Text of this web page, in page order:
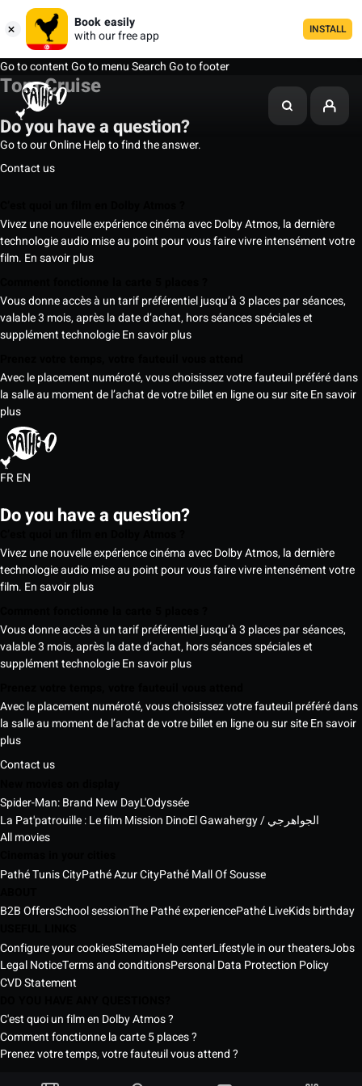
Book easily
with our free app
INSTALL
Go to contentGo to menuSearchGo to footer
Tom Cruise
Do you have a question?
Go to our Online Help to find the answer.
Contact us
Vivez une nouvelle expérience cinéma avec Dolby Atmos, la dernière
technologie audio mise au point pour vous faire vivre intensément votre
film. En savoir plus
Vous donne accès à un tarif préférentiel jusqu’à 3 places par séances,
valable 3 mois, après la date d’achat, hors séances spéciales et
supplément technologieEn savoir plus
Avec le placement numéroté, vous choisissez votre fauteuil préféré dans
la salle au moment de l’achat de votre billet en ligne ou sur siteEn savoir
plus
FREN
Do you have a question?
Vivez une nouvelle expérience cinéma avec Dolby Atmos, la dernière
technologie audio mise au point pour vous faire vivre intensément votre
film. En savoir plus
Vous donne accès à un tarif préférentiel jusqu’à 3 places par séances,
valable 3 mois, après la date d’achat, hors séances spéciales et
supplément technologieEn savoir plus
Avec le placement numéroté, vous choisissez votre fauteuil préféré dans
la salle au moment de l’achat de votre billet en ligne ou sur siteEn savoir
plus
Contact us
Spider-Man: Brand New DayL'Odyssée
La Pat'patrouille : Le film Mission Dino
El Gawahergy / الجواهرجي
All movies
Pathé Tunis CityPathé Azur CityPathé Mall Of Sousse
B2B OffersSchool sessionThe Pathé experiencePathé LiveKids birthday
Configure your cookiesSitemapHelp centerLifestyle in our theatersJobs
Legal NoticeTerms and conditionsPersonal Data Protection Policy
CVD Statement
C'est quoi un film en Dolby Atmos ?
Comment fonctionne la carte 5 places ?
Prenez votre temps, votre fauteuil vous attend ?